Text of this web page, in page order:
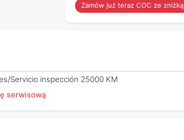
Zamów już teraz COC ze zniżką
Servicio inspección 25000 KM
serwisową